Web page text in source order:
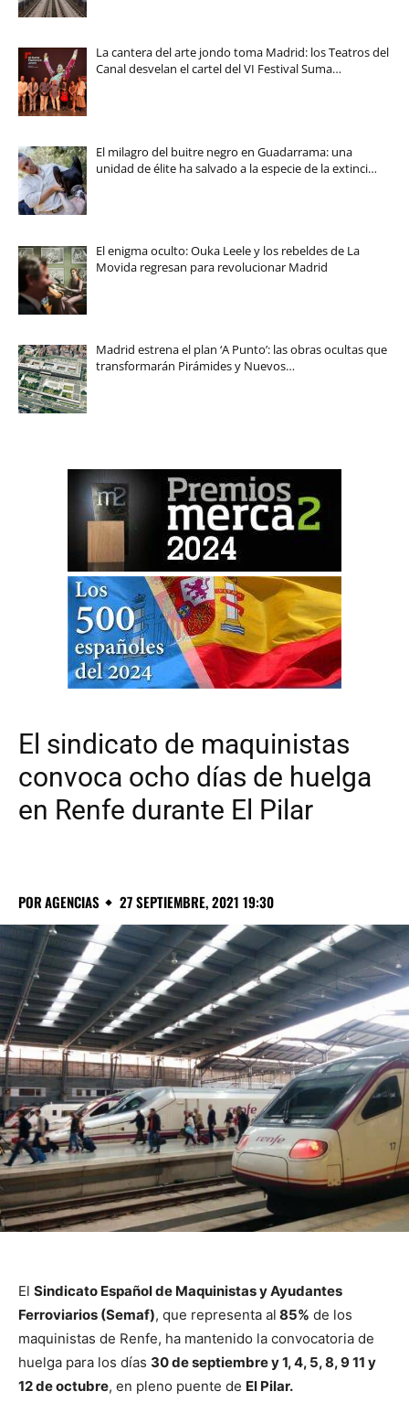
La cantera del arte jondo toma Madrid: los Teatros del
Canal desvelan el cartel del VI Festival Suma…
El milagro del buitre negro en Guadarrama: una
unidad de élite ha salvado a la especie de la extinci…
El enigma oculto: Ouka Leele y los rebeldes de La
Movida regresan para revolucionar Madrid
Madrid estrena el plan ‘A Punto’: las obras ocultas que
transformarán Pirámides y Nuevos…
El sindicato de maquinistas
convoca ocho días de huelga
en Renfe durante El Pilar
PORAGENCIAS 27 SEPTIEMBRE, 2021 19:30
El Sindicato Español de Maquinistas y Ayudantes
Ferroviarios (Semaf), que representa al 85% de los
maquinistas de Renfe, ha mantenido la convocatoria de
huelga para los días 30 de septiembre y 1, 4, 5, 8, 9 11 y
12 de octubre, en pleno puente de El Pilar.